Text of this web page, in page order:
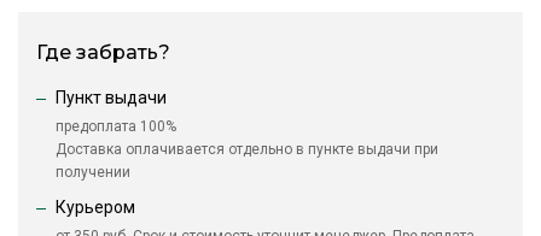
Где забрать?
Пункт выдачи
предоплата 100%
Доставка оплачивается отдельно в пункте выдачи при
получении
Курьером